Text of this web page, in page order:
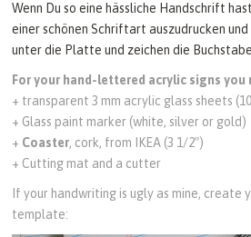
Wenn Du so eine hässliche Handschrift
einer schönen Schriftart auszudrucken
unter die Platte und zeichen die
For your hand-lettered acrylic signs you
+ transparent 3 mm acrylic glass sheets
+ Glass paint marker (white, silver or gold)
+ Coaster, cork, from IKEA (3 1/2″)
+ Cutting mat and a cutter
If your handwriting is ugly as mine, create
template: